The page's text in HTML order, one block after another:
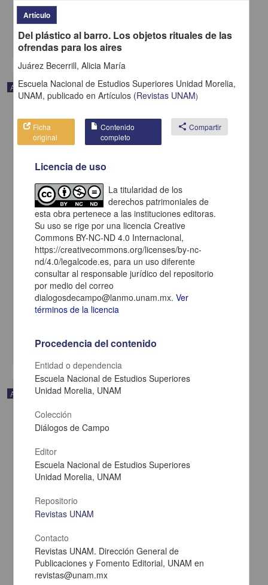
2024-12-28
Artes y Humanidades
share
Artículo
A poética do fogão de lenha e da renda de bilros nos encantos de
Mestra Maria Toinha: La poética del fogón de leña y el encaje de
bolillos en los encantos de la maestra Maria Toinha
Alves Santos, Marcos Andrade - Escuela Nacional de Estudios
Superiores Unidad Morelia, UNAM
Artículo
Exvotos de trasgresión social a partir de un enfoque desde la
religiosidad popular
Artículo
Del plástico al barro. Los objetos rituales de las
ofrendas para los aires
Juárez Becerrill, Alicia María
Escuela Nacional de Estudios Superiores Unidad Morelia,
UNAM, publicado enArtículos (Revistas UNAM)
Ficha
original
Contenido
completo
share Compartir
Licencia de uso
La titularidad de los
derechos patrimoniales de
esta obra pertenece a las instituciones editoras.
Su uso se rige por una licencia Creative
Commons BY-NC-ND 4.0 Internacional,
https://creativecommons.org/licenses/by-nc-
nd/4.0/legalcode.es, para un uso diferente
consultar al responsable jurídico del repositorio
por medio del correo
dialogosdecampo@lanmo.unam.mx.Ver
términos de la licencia
Procedencia del contenido
Entidad o dependencia
Escuela Nacional de Estudios Superiores
Unidad Morelia, UNAM
Colección
Diálogos de Campo
Editor
Escuela Nacional de Estudios Superiores
Unidad Morelia, UNAM
Repositorio
Revistas UNAM
Contacto
Revistas UNAM. Dirección General de
Publicaciones y Fomento Editorial, UNAM en
revistas@unam.mx